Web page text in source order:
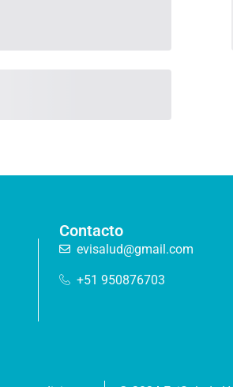
Contacto
evisalud@gmail.com
+51 950876703